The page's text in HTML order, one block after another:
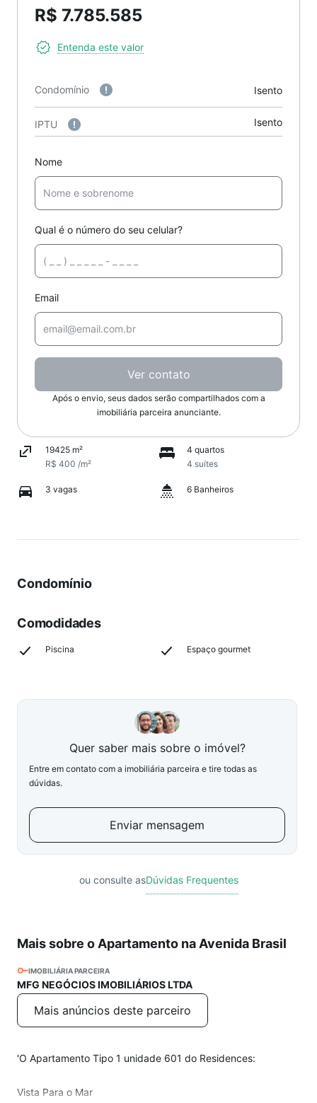
R$ 7.785.585
Entenda este valor
Condomínio Isento
IPTU Isento
Nome
Qual é o número do seu celular?
Email
Ver contato
Após o envio, seus dados serão compartilhados com a
imobiliária parceira anunciante.
19425 m²
R$ 400 /m²
4 quartos
4 suítes
3 vagas 6 Banheiros
Condomínio
Comodidades
Piscina Espaço gourmet
Quer saber mais sobre o imóvel?
Entre em contato com a imobiliária parceira e tire todas as
dúvidas.
Enviar mensagem
ou consulte asDúvidas Frequentes
Mais sobre o Apartamento na Avenida Brasil
IMOBILIÁRIA PARCEIRA
MFG NEGÓCIOS IMOBILIÁRIOS LTDA
Mais anúncios deste parceiro
'O Apartamento Tipo 1 unidade 601 do Residences:
Vista Para o Mar